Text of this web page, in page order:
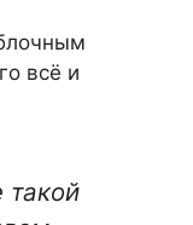
всё и
такой